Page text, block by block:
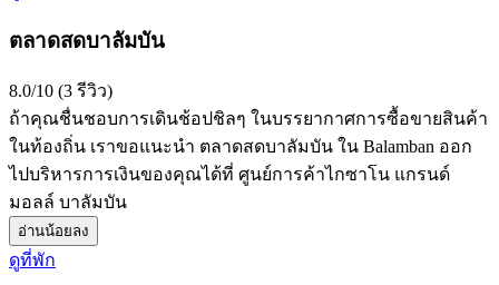
ตลาดสดบาลัมบัน
8.0/10 (3 รีวิว)
ถ้าคุณชื่นชอบการเดินช้อปชิลๆ ในบรรยากาศการซื้อขายสินค้า
ในท้องถิ่น เราขอแนะนำ ตลาดสดบาลัมบัน ใน Balamban ออก
ไปบริหารการเงินของคุณได้ที่ ศูนย์การค้าไกซาโน แกรนด์
มอลล์ บาลัมบัน
อ่านน้อยลง
ดูที่พัก